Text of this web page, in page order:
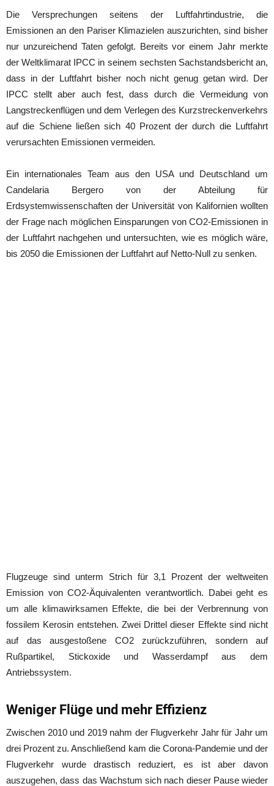
Die Versprechungen seitens der Luftfahrtindustrie, die
Emissionen an den Pariser Klimazielen auszurichten, sind bisher
nur unzureichend Taten gefolgt. Bereits vor einem Jahr merkte
der Weltklimarat IPCC in seinem sechsten Sachstandsbericht an,
dass in der Luftfahrt bisher noch nicht genug getan wird. Der
IPCC stellt aber auch fest, dass durch die Vermeidung von
Langstreckenflügen und dem Verlegen des Kurzstreckenverkehrs
auf die Schiene ließen sich 40 Prozent der durch die Luftfahrt
verursachten Emissionen vermeiden.
Ein internationales Team aus den USA und Deutschland um
Candelaria Bergero von der Abteilung für
Erdsystemwissenschaften der Universität von Kalifornien wollten
der Frage nach möglichen Einsparungen von CO2-Emissionen in
der Luftfahrt nachgehen und untersuchten, wie es möglich wäre,
bis 2050 die Emissionen der Luftfahrt auf Netto-Null zu senken.
Flugzeuge sind unterm Strich für 3,1 Prozent der weltweiten
Emission von CO2-Äquivalenten verantwortlich. Dabei geht es
um alle klimawirksamen Effekte, die bei der Verbrennung von
fossilem Kerosin entstehen. Zwei Drittel dieser Effekte sind nicht
auf das ausgestoßene CO2 zurückzuführen, sondern auf
Rußpartikel, Stickoxide und Wasserdampf aus dem
Antriebssystem.
Weniger Flüge und mehr Effizienz
Zwischen 2010 und 2019 nahm der Flugverkehr Jahr für Jahr um
drei Prozent zu. Anschließend kam die Corona-Pandemie und der
Flugverkehr wurde drastisch reduziert, es ist aber davon
auszugehen, dass das Wachstum sich nach dieser Pause wieder